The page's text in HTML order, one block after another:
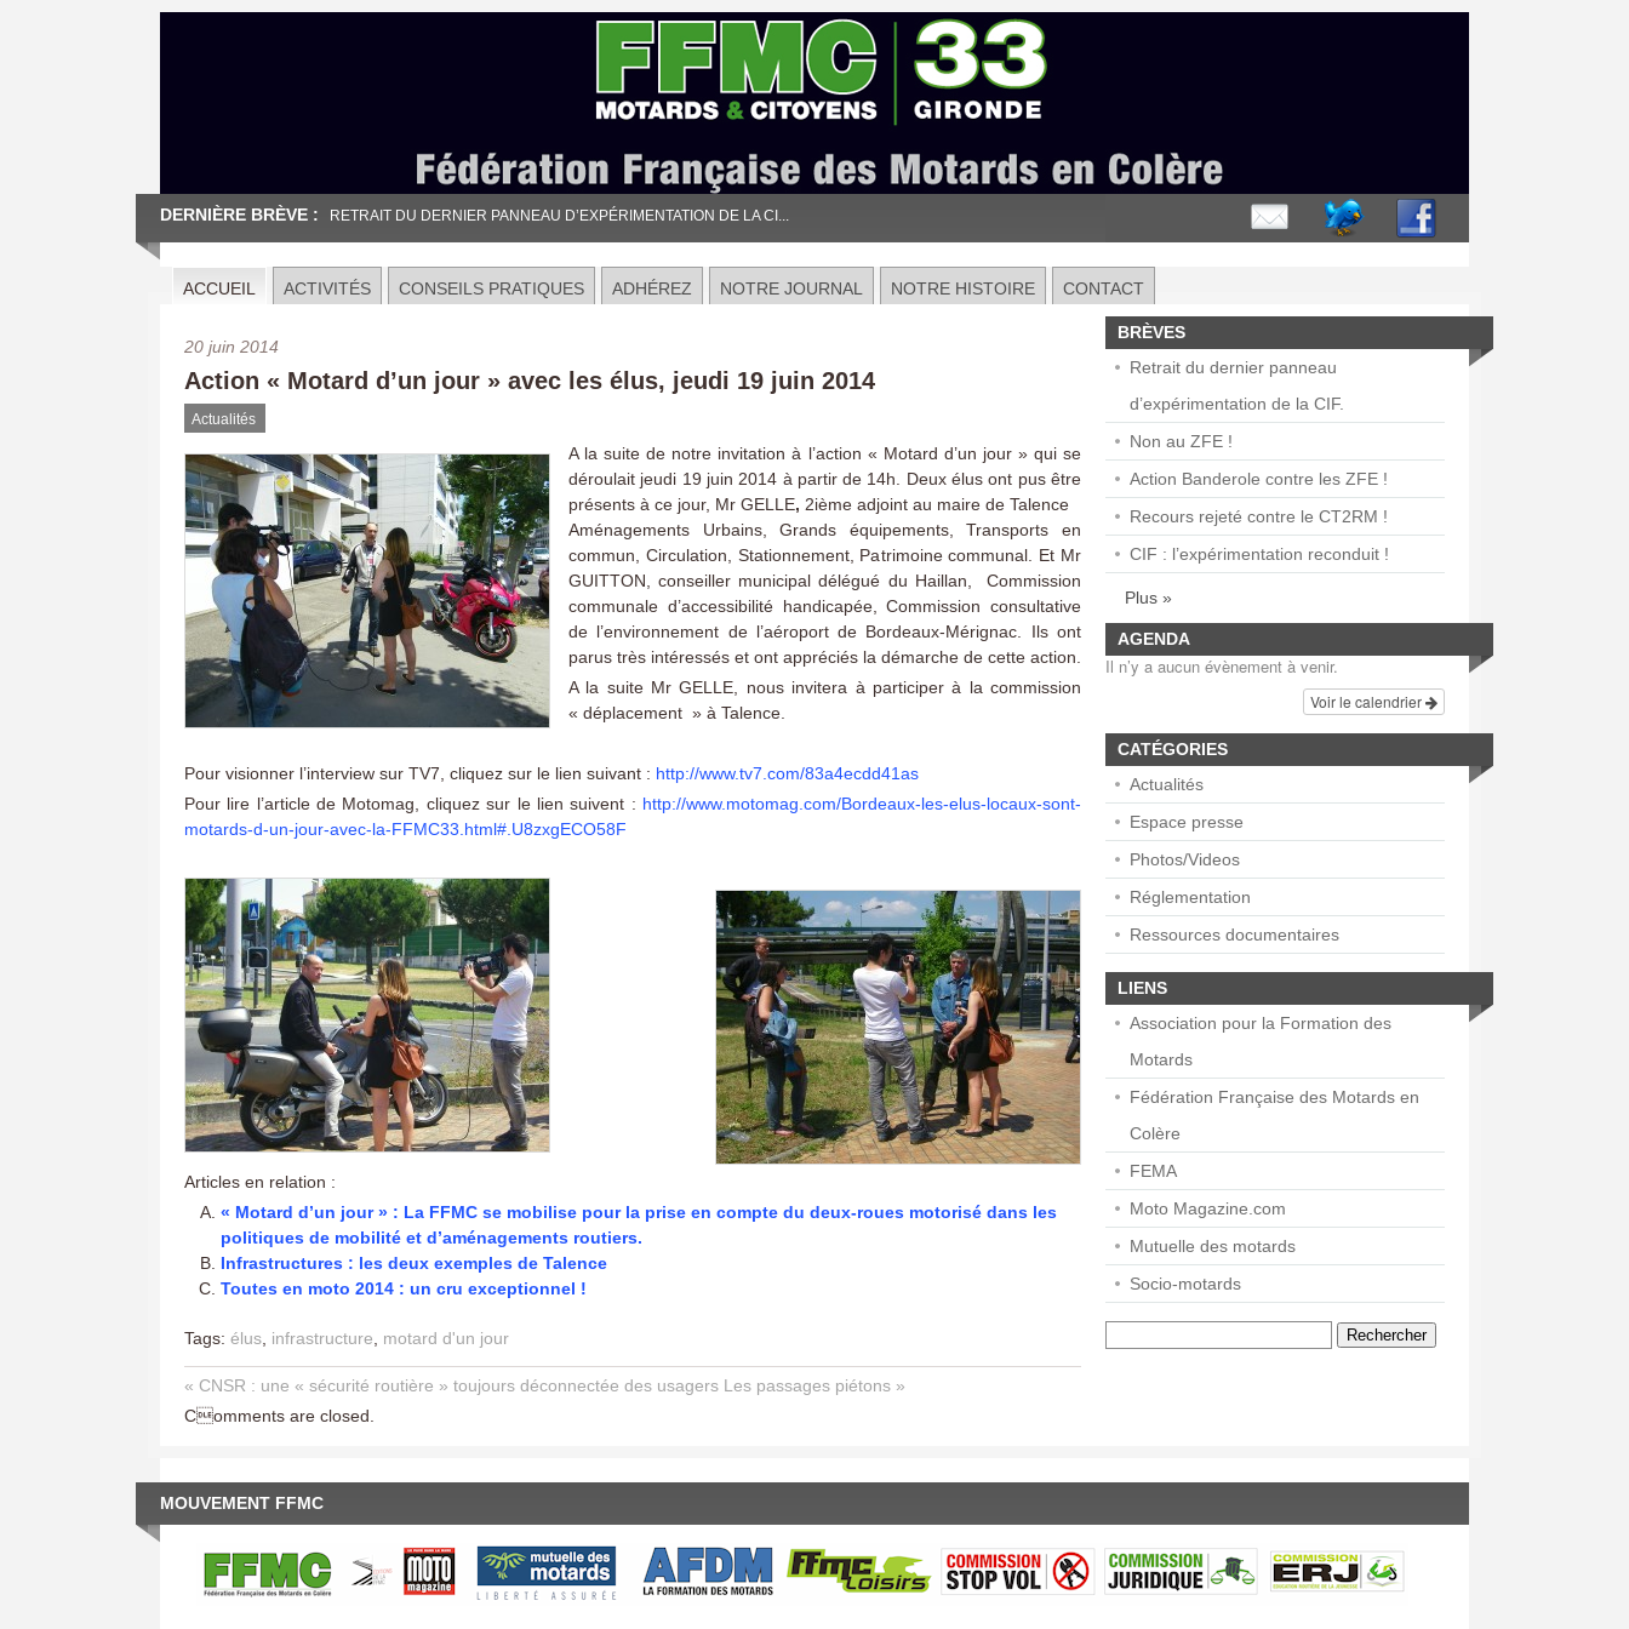
DERNIÈRE BRÈVE : RETRAIT DU DERNIER PANNEAU D’EXPÉRIMENTATION DE LA CI...
ACCUEIL ACTIVITÉS CONSEILS PRATIQUES ADHÉREZ NOTRE JOURNAL NOTRE HISTOIRE CONTACT
20 juin 2014
Action « Motard d’un jour » avec les élus, jeudi 19 juin 2014
Actualités
A la suite de notre invitation à l’action « Motard d’un jour » qui se
déroulait jeudi 19 juin 2014 à partir de 14h. Deux élus ont pus être
présents à ce jour, Mr GELLE, 2ième adjoint au maire de Talence
Aménagements Urbains, Grands équipements, Transports en
commun, Circulation, Stationnement, Patrimoine communal. Et Mr
GUITTON, conseiller municipal délégué du Haillan, Commission
communale d’accessibilité handicapée, Commission consultative
de l’environnement de l’aéroport de Bordeaux-Mérignac. Ils ont
parus très intéressés et ont appréciés la démarche de cette action.
A la suite Mr GELLE, nous invitera à participer à la commission
« déplacement » à Talence.
Pour visionner l’interview sur TV7, cliquez sur le lien suivant : http://www.tv7.com/83a4ecdd41as
Pour lire l’article de Motomag, cliquez sur le lien suivent : http://www.motomag.com/Bordeaux-les-elus-locaux-sont-
motards-d-un-jour-avec-la-FFMC33.html#.U8zxgECO58F
Articles en relation :
« Motard d’un jour » : La FFMC se mobilise pour la prise en compte du deux-roues motorisé dans les
politiques de mobilité et d’aménagements routiers.
Infrastructures : les deux exemples de Talence
Toutes en moto 2014 : un cru exceptionnel !
Tags: élus infrastructure motard d'un jour
« CNSR : une « sécurité routière » toujours déconnectée des usagers Les passages piétons »
Comments are closed.
BRÈVES
Retrait du dernier panneau
d’expérimentation de la CIF.
Non au ZFE !
Action Banderole contre les ZFE !
Recours rejeté contre le CT2RM !
CIF : l’expérimentation reconduit !
Plus »
AGENDA
Il n’y a aucun évènement à venir.
Voir le calendrier
CATÉGORIES
Actualités
Espace presse
Photos/Videos
Réglementation
Ressources documentaires
LIENS
Association pour la Formation des
Motards
Fédération Française des Motards en
Colère
FEMA
Moto Magazine.com
Mutuelle des motards
Socio-motards
MOUVEMENT FFMC